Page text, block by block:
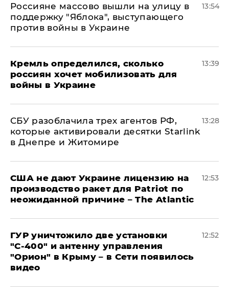
Россияне массово вышли на улицу в
поддержку "Яблока", выступающего
против войны в Украине
13:54
Кремль определился, сколько
россиян хочет мобилизовать для
войны в Украине
13:39
СБУ разоблачила трех агентов РФ,
которые активировали десятки Starlink
в Днепре и Житомире
13:28
США не дают Украине лицензию на
производство ракет для Patriot по
неожиданной причине – The Atlantic
12:53
ГУР уничтожило две установки
"С‑400" и антенну управления
"Орион" в Крыму – в Сети появилось
видео
12:52